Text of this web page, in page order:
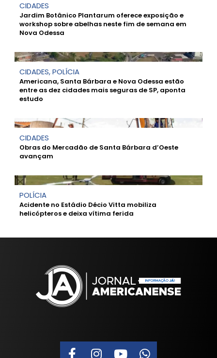
CIDADES
Jardim Botânico Plantarum oferece exposição e
workshop sobre abelhas neste fim de semana em
Nova Odessa
CIDADES,POLÍCIA
Americana, Santa Bárbara e Nova Odessa estão
entre as dez cidades mais seguras de SP, aponta
estudo
CIDADES
Obras do Mercadão de Santa Bárbara d’Oeste
avançam
POLÍCIA
Acidente no Estádio Décio Vitta mobiliza
helicópteros e deixa vítima ferida